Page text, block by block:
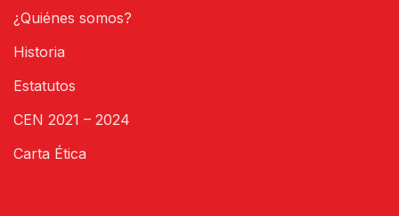
¿Quiénes somos?
Historia
Estatutos
CEN 2021 – 2024
Carta Ética